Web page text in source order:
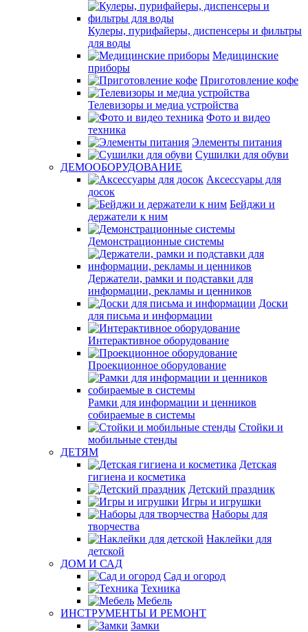
Кулеры, пурифайеры, диспенсеры и фильтры
для воды
Медицинские
приборы
Приготовление кофе
Телевизоры и медиа устройства
Фото и видео
техника
Элементы питания
Сушилки для обуви
ДЕМООБОРУДОВАНИЕ
Аксессуары для
досок
Бейджи и
держатели к ним
Демонстрационные системы
Держатели, рамки и подставки для
информации, рекламы и ценников
Доски
для письма и информации
Интерактивное оборудование
Проекционное оборудование
Рамки для информации и ценников
собираемые в системы
Стойки и
мобильные стенды
ДЕТЯМ
Детская
гигиена и косметика
Детский праздник
Игры и игрушки
Наборы для
творчества
Наклейки для
детской
ДОМ И САД
Сад и огород
Техника
Мебель
ИНСТРУМЕНТЫ И РЕМОНТ
Замки